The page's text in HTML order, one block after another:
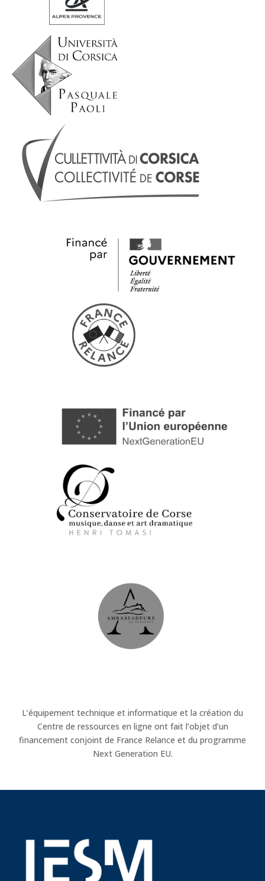
L’équipement technique et informatique et la création du
Centre de ressources en ligne ont fait l’objet d’un
financement conjoint de France Relance et du programme
Next Generation EU.